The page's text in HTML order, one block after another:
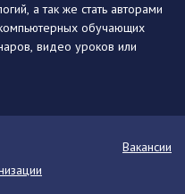
а так же стать авторами
обучающих
видео уроков или
Вакансии